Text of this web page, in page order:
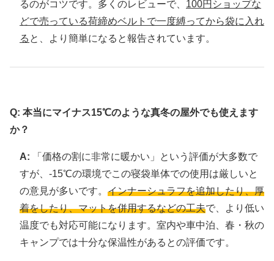
るのがコツです。多くのレビューで、 100円ショップな
どで売っている荷締めベルトで一度縛ってから袋に入れ
る と、より簡単になると報告されています。
Q: 本当にマイナス15℃のような真冬の屋外でも使えます
か？
A: 「価格の割に非常に暖かい」という評価が大多数で
すが、-15℃の環境でこの寝袋単体での使用は厳しいと
の意見が多いです。 インナーシュラフを追加したり、厚
着をしたり、マットを併用するなどの工夫で、より低い
温度でも対応可能になります。室内や車中泊、春・秋の
キャンプでは十分な保温性があるとの評価です。